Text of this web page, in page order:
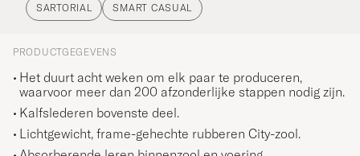
SARTORIAL SMART CASUAL
PRODUCTGEGEVENS
Het duurt acht weken om elk paar te produceren,
waarvoor meer dan 200 afzonderlijke stappen nodig zijn.
Kalfslederen bovenste deel.
Lichtgewicht, frame-gehechte rubberen City-zool.